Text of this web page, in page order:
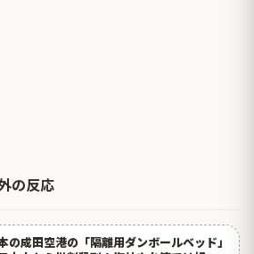
の反応
の成田空港の「隔離用ダンボールベッド」